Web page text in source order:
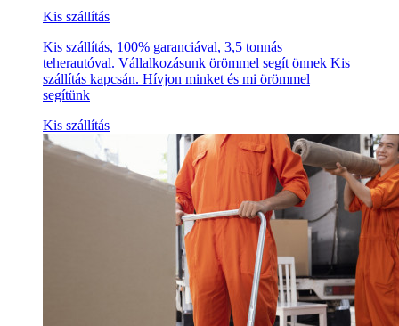
Kis szállítás
Kis szállítás, 100% garanciával, 3,5 tonnás
teherautóval. Vállalkozásunk örömmel segít önnek Kis
szállítás kapcsán. Hívjon minket és mi örömmel
segítünk
Kis szállítás